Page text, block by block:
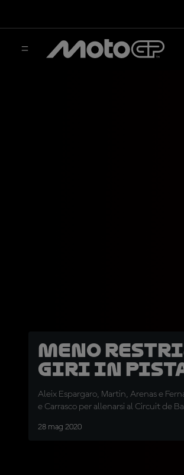
Meno
giri in
Aleix Espargaro, Martin, Arenas e
e Carrasco per allenarsi al Circuit de
28 mag 2020